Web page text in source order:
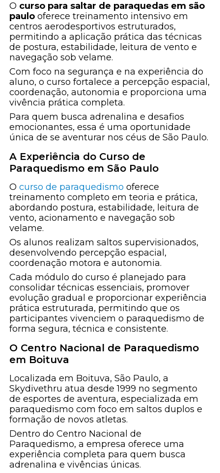
O curso para saltar de paraquedas em são
paulo oferece treinamento intensivo em
centros aerodesportivos estruturados,
permitindo a aplicação prática das técnicas
de postura, estabilidade, leitura de vento e
navegação sob velame.
Com foco na segurança e na experiência do
aluno, o curso fortalece a percepção espacial,
coordenação, autonomia e proporciona uma
vivência prática completa.
Para quem busca adrenalina e desafios
emocionantes, essa é uma oportunidade
única de se aventurar nos céus de São Paulo.
A Experiência do Curso de
Paraquedismo em São Paulo
Ocurso de paraquedismo oferece
treinamento completo em teoria e prática,
abordando postura, estabilidade, leitura de
vento, acionamento e navegação sob
velame.
Os alunos realizam saltos supervisionados,
desenvolvendo percepção espacial,
coordenação motora e autonomia.
Cada módulo do curso é planejado para
consolidar técnicas essenciais, promover
evolução gradual e proporcionar experiência
prática estruturada, permitindo que os
participantes vivenciem o paraquedismo de
forma segura, técnica e consistente.
O Centro Nacional de Paraquedismo
em Boituva
Localizada em Boituva, São Paulo, a
Skydivethru atua desde 1999 no segmento
de esportes de aventura, especializada em
paraquedismo com foco em saltos duplos e
formação de novos atletas.
Dentro do Centro Nacional de
Paraquedismo, a empresa oferece uma
experiência completa para quem busca
adrenalina e vivências únicas.